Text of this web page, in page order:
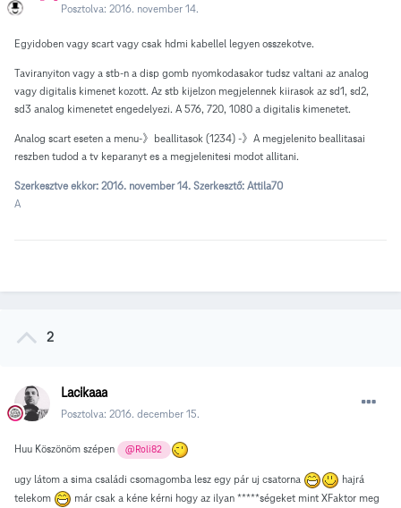
Posztolva: 2016. november 14.
Egyidoben vagy scart vagy csak hdmi kabellel legyen osszekotve.
Taviranyiton vagy a stb-n a disp gomb nyomkodasakor tudsz valtani az analog
vagy digitalis kimenet kozott. Az stb kijelzon megjelennek kiirasok az sd1, sd2,
sd3 analog kimenetet engedelyezi. A 576, 720, 1080 a digitalis kimenetet.
Analog scart eseten a menu-》beallitasok (1234) -》A megjelenito beallitasai
reszben tudod a tv keparanyt es a megjelenitesi modot allitani.
Szerkesztve ekkor: 2016. november 14. Szerkesztő: Attila70
A
2
Lacikaaa
Posztolva: 2016. december 15.
Huu Köszönöm szépen @Roli82
ugy látom a sima családi csomagomba lesz egy pár uj csatorna
hajrá
telekom
már csak a kéne kérni hogy az ilyan *****ségeket mint XFaktor meg